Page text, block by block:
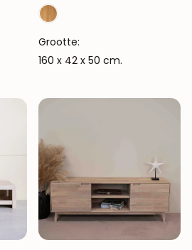
Grootte:
160 x 42 x 50 cm.